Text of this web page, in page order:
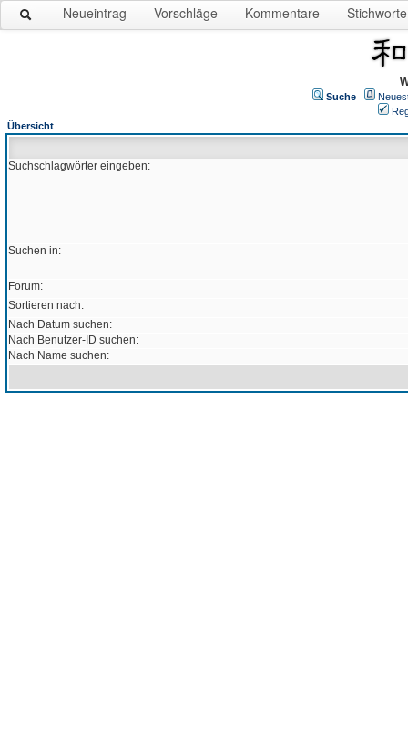
Neueintrag Vorschläge Kommentare Stichworte
Suche
Übersicht
Suchschlagwörter eingeben:
Suchen in:
Forum:
Sortieren nach:
Nach Datum suchen:
Nach Benutzer-ID suchen:
Nach Name suchen: